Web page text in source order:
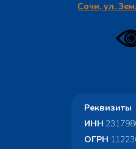
Сочи, ул.
Реквизиты
ИНН
ОГРН